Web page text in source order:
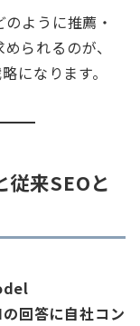
ように推薦・
られるのが、
になります。
来SEOと
回答に自社コン